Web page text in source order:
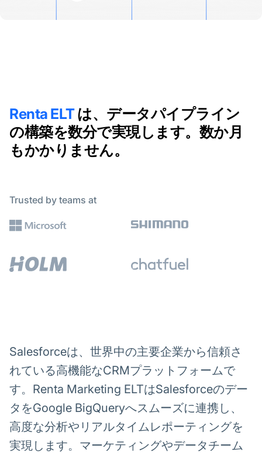
Renta ELTは、データパイプライン
の構築を数分で実現します。数か月
もかかりません。
Trusted by teams at
Salesforceは、世界中の主要企業から信頼さ
れている高機能なCRMプラットフォームで
す。Renta Marketing ELTはSalesforceのデー
タをGoogle BigQueryへスムーズに連携し、
高度な分析やリアルタイムレポーティングを
実現します。マーケティングやデータチーム